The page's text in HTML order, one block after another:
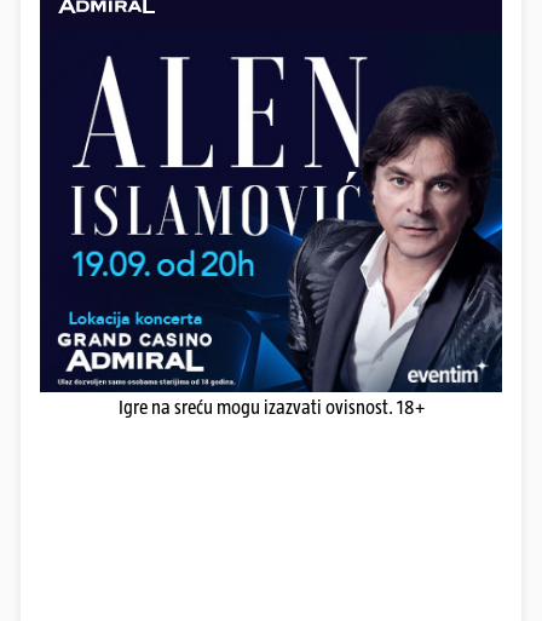
Igre na sreću mogu izazvati ovisnost. 18+